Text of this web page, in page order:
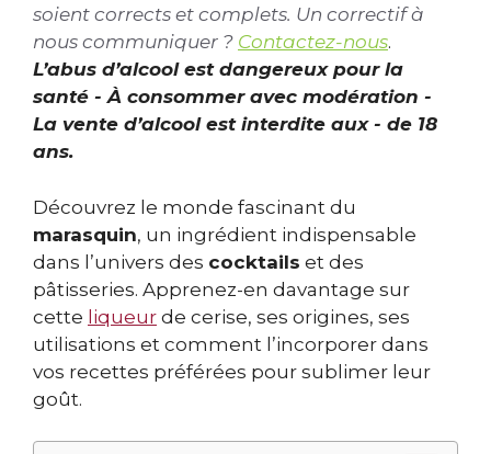
soient corrects et complets. Un correctif à
nous communiquer ? Contactez-nous.
L’abus d’alcool est dangereux pour la
santé - À consommer avec modération -
La vente d’alcool est interdite aux - de 18
ans.
Découvrez le monde fascinant du
marasquin, un ingrédient indispensable
dans l’univers des cocktails et des
pâtisseries. Apprenez-en davantage sur
cette liqueur de cerise, ses origines, ses
utilisations et comment l’incorporer dans
vos recettes préférées pour sublimer leur
goût.